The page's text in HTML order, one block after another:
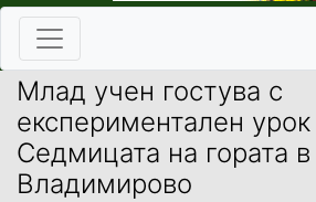
Млад учен гостува с
експериментален урок
Седмицата на гората
Владимирово